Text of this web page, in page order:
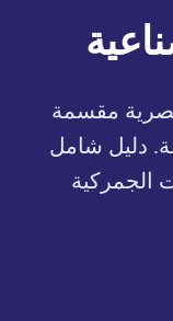
مقسمة
دليل شامل
الجمركية